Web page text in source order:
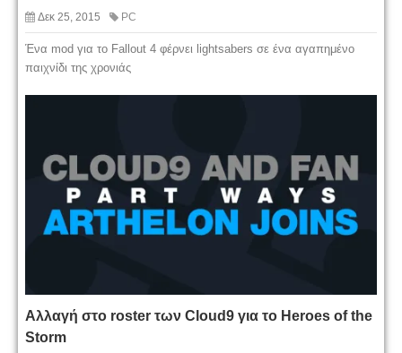
Δεκ 25, 2015 PC
Ένα mod για το Fallout 4 φέρνει lightsabers σε ένα αγαπημένο
παιχνίδι της χρονιάς
Αλλαγή στο roster των Cloud9 για το Heroes of the
Storm